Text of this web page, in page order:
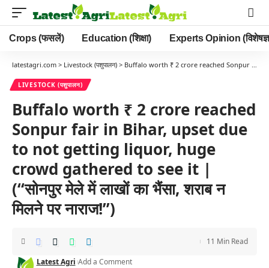
Crops (फसलें) Education (शिक्षा) Experts Opinion (विशेषज्ञ
latestagri.com > Livestock (पशुपालन) > Buffalo worth ₹ 2 crore reached Sonpur fair in Bihar, upset due to not getting liquor, huge crowd gathered to see it | (“सोनपुर मेले में लाखों का भैंसा, शराब न मिलने पर नाराज!”)
LIVESTOCK (पशुपालन)
Buffalo worth ₹ 2 crore reached
Sonpur fair in Bihar, upset due
to not getting liquor, huge
crowd gathered to see it |
(“सोनपुर मेले में लाखों का भैंसा, शराब न
मिलने पर नाराज!”)
Latest Agri Add a Comment
11 Min Read